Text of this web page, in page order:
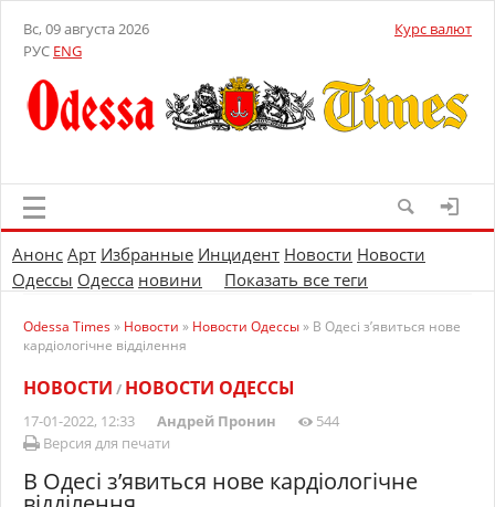
Вс, 09 августа 2026
РУС ENG
Курс валют
Анонс Арт Избранные Инцидент Новости Новости
Одессы Одесса новини Показать все теги
Odessa Times» Новости » Новости Одессы» В Одесі з’явиться нове
кардіологічне відділення
НОВОСТИ / НОВОСТИ ОДЕССЫ
17-01-2022, 12:33 Андрей Пронин
544
Версия для печати
В Одесі з’явиться нове кардіологічне